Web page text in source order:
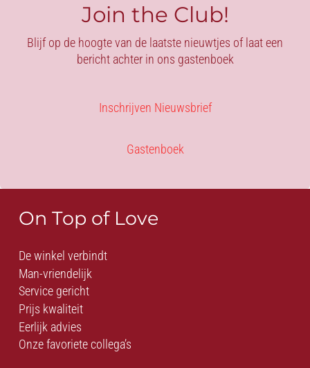
Join the Club!
Blijf op de hoogte van de laatste nieuwtjes of laat een
bericht achter in ons gastenboek
Inschrijven Nieuwsbrief
Gastenboek
On Top of Love
De winkel verbindt
Man-vriendelijk
Service gericht
Prijs kwaliteit
Eerlijk advies
Onze favoriete collega’s